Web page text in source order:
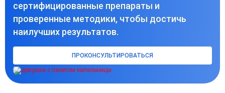
сертифицированные препараты и
проверенные методики, чтобы достичь
наилучших результатов.
ПРОКОНСУЛЬТИРОВАТЬСЯ